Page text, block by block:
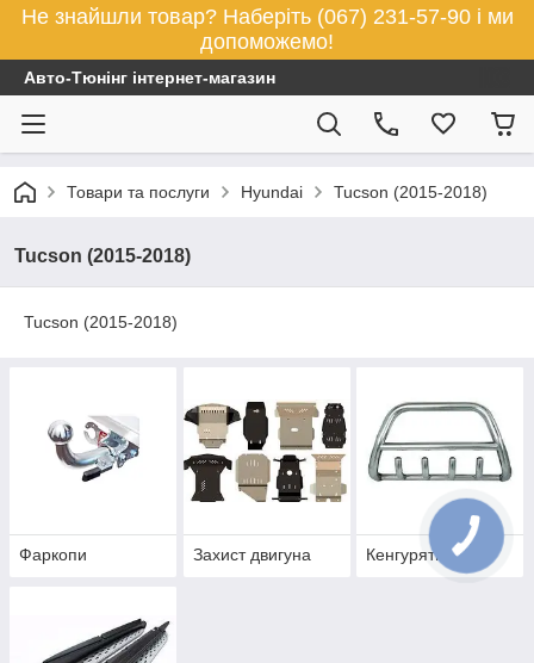
Не знайшли товар? Наберіть (067) 231-57-90 і ми
допоможемо!
Авто-Тюнінг інтернет-магазин
Товари та послуги Hyundai Tucson (2015-2018)
Tucson (2015-2018)
Tucson (2015-2018)
Фаркопи Захист двигуна Кенгурятники